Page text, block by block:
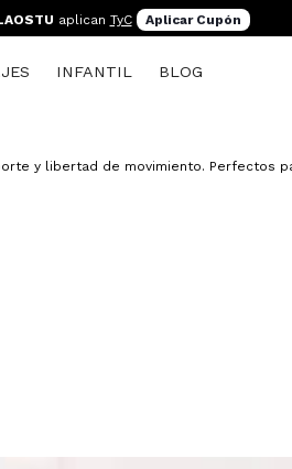
aplican TyC Aplicar Cupón
INFANTIL BLOG
y libertad de movimiento. Perfectos